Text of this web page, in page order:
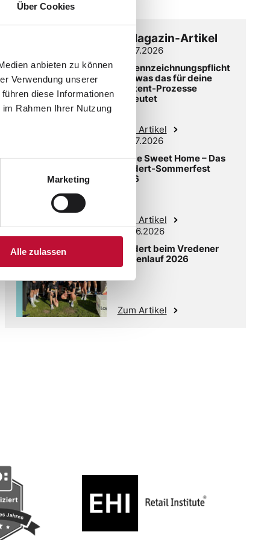
Über Cookies
anbieten zu können
Verwendung unserer
diese Informationen
Rahmen Ihrer Nutzung
Marketing
Alle zulassen
Weitere spannende Magazin-Artikel
22.07.2026
KI-Kennzeichnungspflicht
und was das für deine
Content-Prozesse
bedeutet
Zum Artikel
02.07.2026
Home Sweet Home – Das
Laudert-Sommerfest
2026
Zum Artikel
03.06.2026
Laudert beim Vredener
Firmenlauf 2026
Zum Artikel